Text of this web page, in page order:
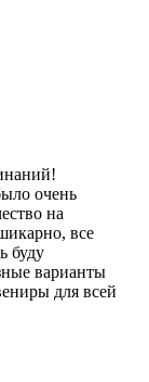
очень
на
все
буду
варианты
для всей